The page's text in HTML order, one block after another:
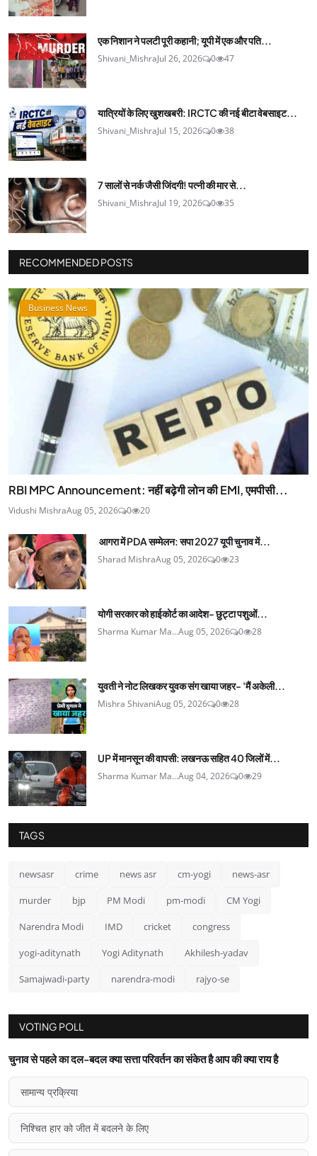
एक निशान ने पलटी पूरी कहानी; यूपी में एक और पति...
Shivani_MishraJul 26, 2026 0 47
यात्रियों के लिए खुशखबरी: IRCTC की नई बीटा वेबसाइट...
Shivani_MishraJul 15, 2026 0 38
7 सालों से नर्क जैसी जिंदगी! पत्नी की मार से...
Shivani_MishraJul 19, 2026 0 35
RECOMMENDED POSTS
Business News
RBI MPC Announcement: नहीं बढ़ेगी लोन की EMI, एमपीसी...
Vidushi MishraAug 05, 2026 0 20
आगरा में PDA सम्मेलन: सपा 2027 यूपी चुनाव में...
Sharad MishraAug 05, 2026 0 23
योगी सरकार को हाईकोर्ट का आदेश- छुट्टा पशुओं...
Sharma Kumar Ma...Aug 05, 2026 0 28
युवती ने नोट लिखकर युवक संग खाया जहर- 'मैं अकेली...
Mishra ShivaniAug 05, 2026 0 28
UP में मानसून की वापसी: लखनऊ सहित 40 जिलों में...
Sharma Kumar Ma...Aug 04, 2026 0 29
TAGS
newsasr crime news asr cm-yogi news-asr
murder bjp PM Modi pm-modi CM Yogi
Narendra Modi IMD cricket congress
yogi-aditynath Yogi Aditynath Akhilesh-yadav
Samajwadi-party narendra-modi rajyo-se
VOTING POLL
चुनाव से पहले का दल-बदल क्या सत्ता परिवर्तन का संकेत है आप की क्या राय है
सामान्य प्रक्रिया
निश्चित हार को जीत में बदलने के लिए